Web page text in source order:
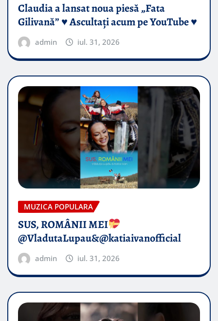
Claudia a lansat noua piesă „Fata
Gilivană” ♥️ Ascultați acum pe YouTube ♥️
admin iul. 31, 2026
MUZICA POPULARA
SUS, ROMÂNII MEI
@VladutaLupau&@katiaivanofficial
admin iul. 31, 2026